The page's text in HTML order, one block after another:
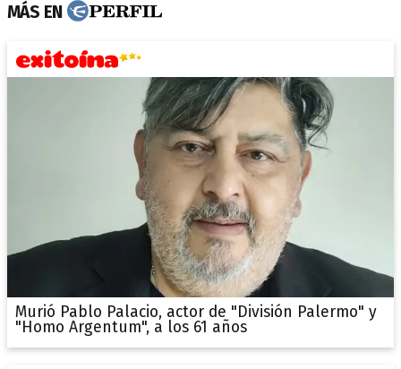
MÁS EN
Murió Pablo Palacio, actor de "División Palermo" y
"Homo Argentum", a los 61 años